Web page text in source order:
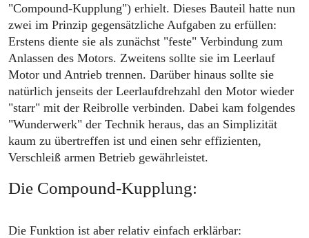
"Compound-Kupplung") erhielt. Dieses Bauteil hatte nun
zwei im Prinzip gegensätzliche Aufgaben zu erfüllen:
Erstens diente sie als zunächst "feste" Verbindung zum
Anlassen des Motors. Zweitens sollte sie im Leerlauf
Motor und Antrieb trennen. Darüber hinaus sollte sie
natürlich jenseits der Leerlaufdrehzahl den Motor wieder
"starr" mit der Reibrolle verbinden. Dabei kam folgendes
"Wunderwerk" der Technik heraus, das an Simplizität
kaum zu übertreffen ist und einen sehr effizienten,
Verschleiß armen Betrieb gewährleistet.
Die Compound-Kupplung:
Die Funktion ist aber relativ einfach erklärbar: